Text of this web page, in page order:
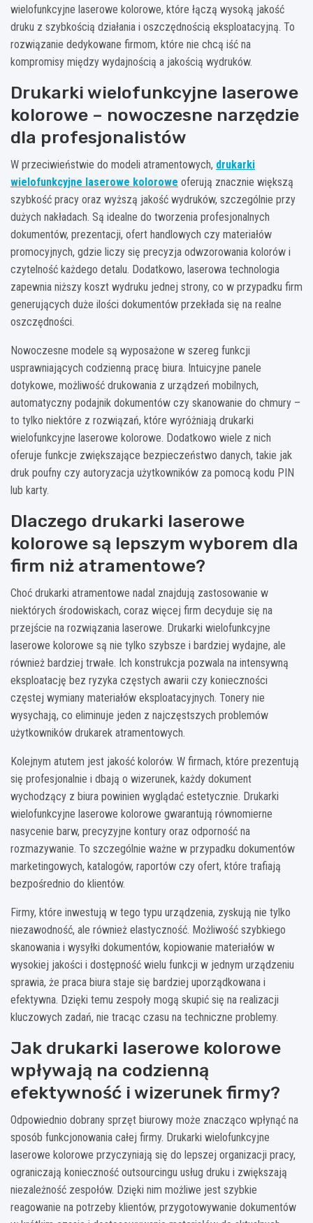
wielofunkcyjne laserowe kolorowe, które łączą wysoką jakość
druku z szybkością działania i oszczędnością eksploatacyjną. To
rozwiązanie dedykowane firmom, które nie chcą iść na
kompromisy między wydajnością a jakością wydruków.
Drukarki wielofunkcyjne laserowe
kolorowe – nowoczesne narzędzie
dla profesjonalistów
W przeciwieństwie do modeli atramentowych, drukarki
wielofunkcyjne laserowe kolorowe oferują znacznie większą
szybkość pracy oraz wyższą jakość wydruków, szczególnie przy
dużych nakładach. Są idealne do tworzenia profesjonalnych
dokumentów, prezentacji, ofert handlowych czy materiałów
promocyjnych, gdzie liczy się precyzja odwzorowania kolorów i
czytelność każdego detalu. Dodatkowo, laserowa technologia
zapewnia niższy koszt wydruku jednej strony, co w przypadku firm
generujących duże ilości dokumentów przekłada się na realne
oszczędności.
Nowoczesne modele są wyposażone w szereg funkcji
usprawniających codzienną pracę biura. Intuicyjne panele
dotykowe, możliwość drukowania z urządzeń mobilnych,
automatyczny podajnik dokumentów czy skanowanie do chmury –
to tylko niektóre z rozwiązań, które wyróżniają drukarki
wielofunkcyjne laserowe kolorowe. Dodatkowo wiele z nich
oferuje funkcje zwiększające bezpieczeństwo danych, takie jak
druk poufny czy autoryzacja użytkowników za pomocą kodu PIN
lub karty.
Dlaczego drukarki laserowe
kolorowe są lepszym wyborem dla
firm niż atramentowe?
Choć drukarki atramentowe nadal znajdują zastosowanie w
niektórych środowiskach, coraz więcej firm decyduje się na
przejście na rozwiązania laserowe. Drukarki wielofunkcyjne
laserowe kolorowe są nie tylko szybsze i bardziej wydajne, ale
również bardziej trwałe. Ich konstrukcja pozwala na intensywną
eksploatację bez ryzyka częstych awarii czy konieczności
częstej wymiany materiałów eksploatacyjnych. Tonery nie
wysychają, co eliminuje jeden z najczęstszych problemów
użytkowników drukarek atramentowych.
Kolejnym atutem jest jakość kolorów. W firmach, które prezentują
się profesjonalnie i dbają o wizerunek, każdy dokument
wychodzący z biura powinien wyglądać estetycznie. Drukarki
wielofunkcyjne laserowe kolorowe gwarantują równomierne
nasycenie barw, precyzyjne kontury oraz odporność na
rozmazywanie. To szczególnie ważne w przypadku dokumentów
marketingowych, katalogów, raportów czy ofert, które trafiają
bezpośrednio do klientów.
Firmy, które inwestują w tego typu urządzenia, zyskują nie tylko
niezawodność, ale również elastyczność. Możliwość szybkiego
skanowania i wysyłki dokumentów, kopiowanie materiałów w
wysokiej jakości i dostępność wielu funkcji w jednym urządzeniu
sprawia, że praca biura staje się bardziej uporządkowana i
efektywna. Dzięki temu zespoły mogą skupić się na realizacji
kluczowych zadań, nie tracąc czasu na techniczne problemy.
Jak drukarki laserowe kolorowe
wpływają na codzienną
efektywność i wizerunek firmy?
Odpowiednio dobrany sprzęt biurowy może znacząco wpłynąć na
sposób funkcjonowania całej firmy. Drukarki wielofunkcyjne
laserowe kolorowe przyczyniają się do lepszej organizacji pracy,
ograniczają konieczność outsourcingu usług druku i zwiększają
niezależność zespołów. Dzięki nim możliwe jest szybkie
reagowanie na potrzeby klientów, przygotowywanie dokumentów